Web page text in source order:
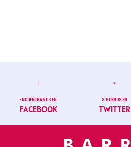
ENCUÉNTRANOS EN
FACEBOOK
SÍGUENOS EN
TWITTER